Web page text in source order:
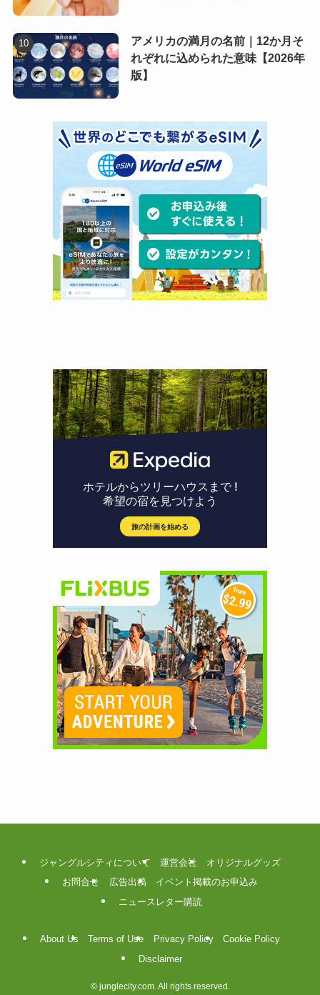
アメリカの満月の名前｜12か月そ
れぞれに込められた意味【2026年
版】
ジャングルシティについて 運営会社
オリジナルグッズ
お問合せ
広告出稿
イベント掲載のお申込み
ニュースレター購読
About Us Terms of Use Privacy Policy
Cookie Policy
Disclaimer
©junglecity.com. All rights reserved.